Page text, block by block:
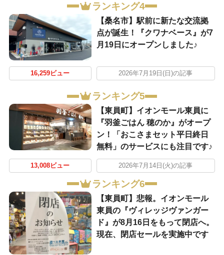
ランキング4
【桑名市】駅前に新たな交流拠
点が誕生！『クワナベース』が7
月19日にオープンしました♪
16,259ビュー 2026年7月19日(日)の記事
ランキング5
【東員町】イオンモール東員に
『羽釜ごはん 穂のか』がオープ
ン！「おこさまセット平日終日
無料」のサービスにも注目です♪
13,008ビュー 2026年7月14日(火)の記事
ランキング6
【東員町】悲報。イオンモール
東員の『ヴィレッジヴァンガー
ド』が8月16日をもって閉店へ。
現在、閉店セールを実施中です